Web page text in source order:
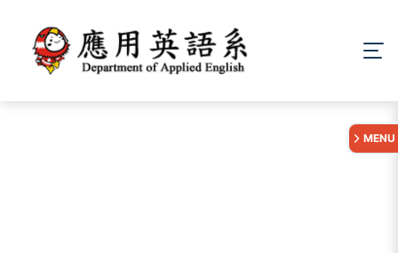
MENU